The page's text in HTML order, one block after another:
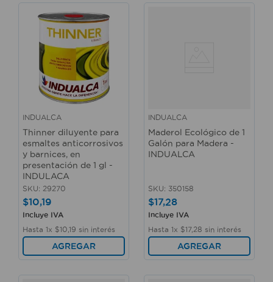
INDUALCA
Thinner diluyente para
esmaltes anticorrosivos
y barnices, en
presentación de 1 gl -
INDULACA
SKU: 29270
$10,19
Incluye IVA
Hasta 1x $10 19 sin interés
AGREGAR
INDUALCA
Maderol Ecológico de 1
Galón para Madera -
INDUALCA
SKU: 350158
$17,28
Incluye IVA
Hasta 1x $17, 28 sin interés
AGREGAR